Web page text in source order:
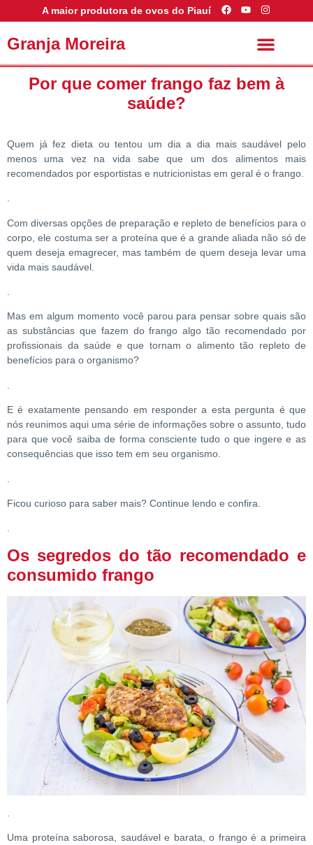
A maior produtora de ovos do Piauí
Granja Moreira
Por que comer frango faz bem à
saúde?
Quem já fez dieta ou tentou um dia a dia mais saudável pelo
menos uma vez na vida sabe que um dos alimentos mais
recomendados por esportistas e nutricionistas em geral é o frango.
.
Com diversas opções de preparação e repleto de benefícios para o
corpo, ele costuma ser a proteína que é a grande aliada não só de
quem deseja emagrecer, mas também de quem deseja levar uma
vida mais saudável.
Mas em algum momento você parou para pensar sobre quais são
as substâncias que fazem do frango algo tão recomendado por
profissionais da saúde e que tornam o alimento tão repleto de
benefícios para o organismo?
E é exatamente pensando em responder a esta pergunta é que
nós reunimos aqui uma série de informações sobre o assunto, tudo
para que você saiba de forma consciente tudo o que ingere e as
consequências que isso tem em seu organismo.
Ficou curioso para saber mais? Continue lendo e confira.
.
Os segredos do tão recomendado e
consumido frango
Uma proteína saborosa, saudável e barata, o frango é a primeira